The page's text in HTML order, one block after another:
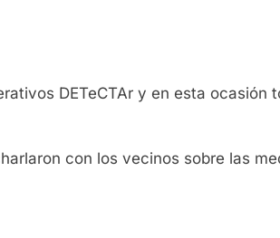
DETeCTAr y en esta
con los vecinos sobre las